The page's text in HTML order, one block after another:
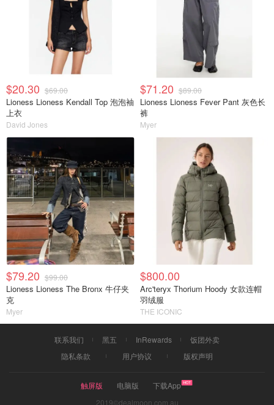
$20.30 $69.00
Lioness Lioness Kendall Top 泡泡袖
上衣
David Jones
$71.20 $89.00
Lioness Lioness Fever Pant 灰色长
裤
Myer
$79.20 $99.00
Lioness Lioness The Bronx 牛仔夹
克
Myer
$800.00
Arc'teryx Thorium Hoody 女款连帽
羽绒服
THE ICONIC
联系我们 黑五 InRewards
饭团外卖
隐私条款
用户协议 版权声明
触屏版 电脑版
下载App
2019©dealmoon.com.au